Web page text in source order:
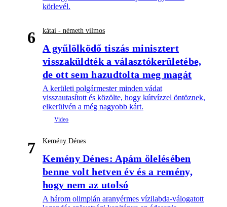
körlevél.
6 kátai - németh vilmos
A gyűlölködő tiszás minisztert
visszaküldték a választókerületébe,
de ott sem hazudtolta meg magát
A kerületi polgármester minden vádat
visszautasított és közölte, hogy kútvízzel öntöznek,
elkerülvén a még nagyobb kárt.
7 Kemény Dénes
Kemény Dénes: Apám ölelésében
benne volt hetven év és a remény,
hogy nem az utolsó
A három olimpián aranyérmes vízilabda-válogatott